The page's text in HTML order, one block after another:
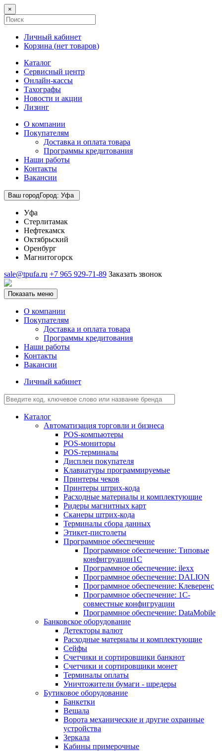
×
Личный кабинет
Корзина (нет товаров)
Каталог
Сервисный центр
Онлайн-кассы
Тахографы
Новости и акции
Лизинг
О компании
Покупателям
Доставка и оплата товара
Программы кредитования
Наши работы
Контакты
Вакансии
Ваш городГород: Уфа
Уфа
Стерлитамак
Нефтекамск
Октябрьский
Оренбург
Магнитогорск
sale@tpufa.ru +7 965 929-71-89 Заказать звонок
Показать меню
О компании
Покупателям
Доставка и оплата товара
Программы кредитования
Наши работы
Контакты
Вакансии
Личный кабинет
Каталог
Автоматизация торговли и бизнеса
POS-компьютеры
POS-мониторы
POS-терминалы
Дисплеи покупателя
Клавиатуры программируемые
Принтеры чеков
Принтеры штрих-кода
Расходные материалы и комплектующие
Ридеры магнитных карт
Сканеры штрих-кода
Терминалы сбора данных
Этикет-пистолеты
Программное обеспечение
Программное обеспечение: Типовые
конфигруации1С
Программное обеспечение: ilexx
Программное обеспечение: DALION
Программное обеспечение: Клеверенс
Программное обеспечение: 1С-
совместные конфигруации
Программное обеспечение: DataMobile
Банковское оборудование
Детекторы валют
Расходные материалы и комплектующие
Сейфы
Счетчики и сортировщики банкнот
Счетчики и сортировщики монет
Терминалы оплаты
Уничтожители бумаги - шредеры
Бутиковое оборудование
Банкетки
Вешала
Ворота механические и другие охранные
устройства
Зеркала
Кабины примерочные